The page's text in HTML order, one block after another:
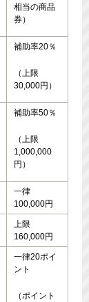
相当の商品
券）
補助率20％
（上限
30,000円）
補助率50％
（上限
1,000,000
円）
一律
100,000円
上限
160,000円
一律20ポイ
ント
（ポイント